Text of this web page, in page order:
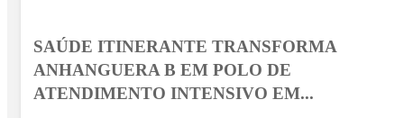
SAÚDE ITINERANTE TRANSFORMA
ANHANGUERA B EM POLO DE
ATENDIMENTO INTENSIVO EM...